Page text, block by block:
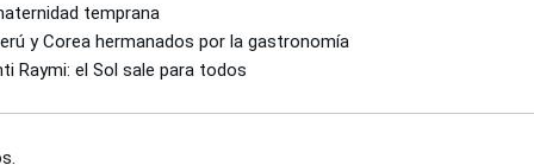
temprana
y Corea hermanados por la gastronomía
Raymi: el Sol sale para todos